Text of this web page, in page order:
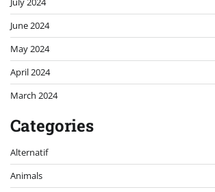
June 2024
May 2024
April 2024
March 2024
Categories
Alternatif
Animals